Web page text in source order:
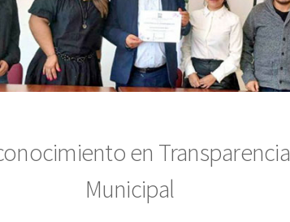
en Transparencia
Municipal